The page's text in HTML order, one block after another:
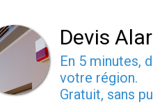
Devis
En 5 minutes,
votre région.
Gratuit, sans